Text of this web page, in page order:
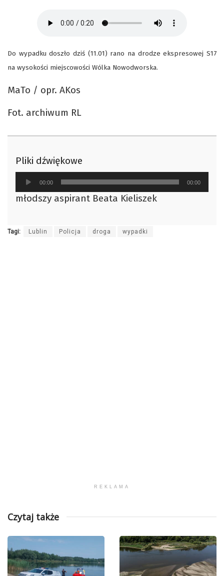
Do wypadku doszło dziś (11.01) rano na drodze ekspresowej S17
na wysokości miejscowości Wólka Nowodworska.
MaTo / opr. AKos
Fot. archiwum RL
Pliki dźwiękowe
Odtwarzacz
plików
dźwiękowych
00:00 00:00
młodszy aspirant Beata Kieliszek
Tagi: Lublin Policja droga wypadki
REKLAMA
Czytaj także